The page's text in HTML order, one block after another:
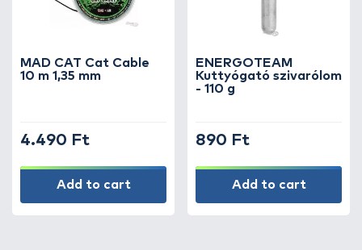
MAD CAT Cat Cable
10 m 1,35 mm
4.490 Ft
Add to cart
ENERGOTEAM
Kuttyógató szivarólom
- 110 g
890 Ft
Add to cart